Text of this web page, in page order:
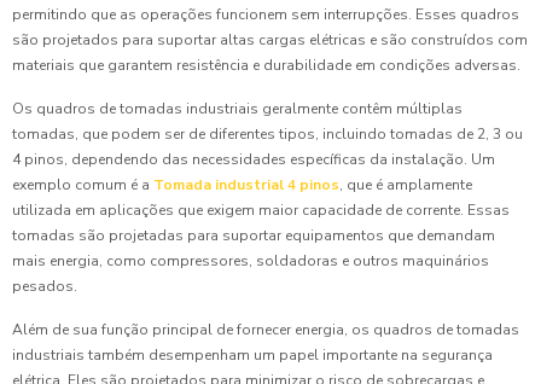
permitindo que as operações funcionem sem interrupções. Esses quadros
são projetados para suportar altas cargas elétricas e são construídos com
materiais que garantem resistência e durabilidade em condições adversas.
Os quadros de tomadas industriais geralmente contêm múltiplas
tomadas, que podem ser de diferentes tipos, incluindo tomadas de 2, 3 ou
4 pinos, dependendo das necessidades específicas da instalação. Um
exemplo comum é a Tomada industrial 4 pinos, que é amplamente
utilizada em aplicações que exigem maior capacidade de corrente. Essas
tomadas são projetadas para suportar equipamentos que demandam
mais energia, como compressores, soldadoras e outros maquinários
pesados.
Além de sua função principal de fornecer energia, os quadros de tomadas
industriais também desempenham um papel importante na segurança